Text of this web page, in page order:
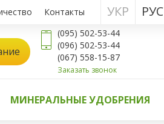
Контакты РУС
УКР
(095) 502-53-44
(096) 502-53-44
(067) 558-15-87
Заказать звонок
МИНЕРАЛЬНЫЕ УДОБРЕНИЯ